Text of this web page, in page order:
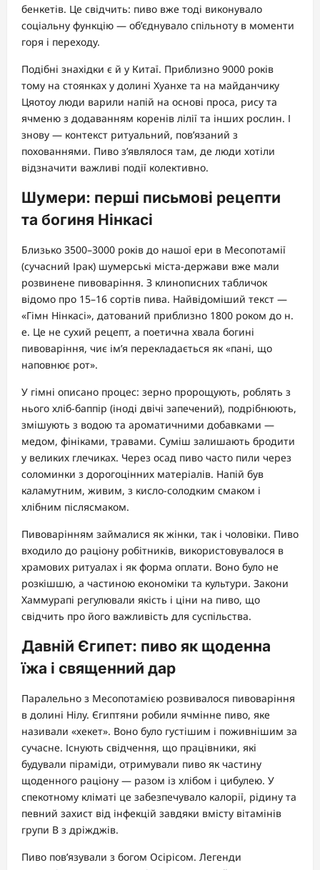
бенкетів. Це свідчить: пиво вже тоді виконувало
соціальну функцію — об’єднувало спільноту в моменти
горя і переходу.
Подібні знахідки є й у Китаї. Приблизно 9000 років
тому на стоянках у долині Хуанхе та на майданчику
Цяотоу люди варили напій на основі проса, рису та
ячменю з додаванням коренів лілії та інших рослин. І
знову — контекст ритуальний, пов’язаний з
похованнями. Пиво з’являлося там, де люди хотіли
відзначити важливі події колективно.
Шумери: перші письмові рецепти
та богиня Нінкасі
Близько 3500–3000 років до нашої ери в Месопотамії
(сучасний Ірак) шумерські міста-держави вже мали
розвинене пивоваріння. З клинописних табличок
відомо про 15–16 сортів пива. Найвідоміший текст —
«Гімн Нінкасі», датований приблизно 1800 роком до н.
е. Це не сухий рецепт, а поетична хвала богині
пивоваріння, чиє ім’я перекладається як «пані, що
наповнює рот».
У гімні описано процес: зерно пророщують, роблять з
нього хліб-баппір (іноді двічі запечений), подрібнюють,
змішують з водою та ароматичними добавками —
медом, фініками, травами. Суміш залишають бродити
у великих глечиках. Через осад пиво часто пили через
соломинки з дорогоцінних матеріалів. Напій був
каламутним, живим, з кисло-солодким смаком і
хлібним післясмаком.
Пивоварінням займалися як жінки, так і чоловіки. Пиво
входило до раціону робітників, використовувалося в
храмових ритуалах і як форма оплати. Воно було не
розкішшю, а частиною економіки та культури. Закони
Хаммурапі регулювали якість і ціни на пиво, що
свідчить про його важливість для суспільства.
Давній Єгипет: пиво як щоденна
їжа і священний дар
Паралельно з Месопотамією розвивалося пивоваріння
в долині Нілу. Єгиптяни робили ячмінне пиво, яке
називали «хекет». Воно було густішим і поживнішим за
сучасне. Існують свідчення, що працівники, які
будували піраміди, отримували пиво як частину
щоденного раціону — разом із хлібом і цибулею. У
спекотному кліматі це забезпечувало калорії, рідину та
певний захист від інфекцій завдяки вмісту вітамінів
групи B з дріжджів.
Пиво пов’язували з богом Осірісом. Легенди